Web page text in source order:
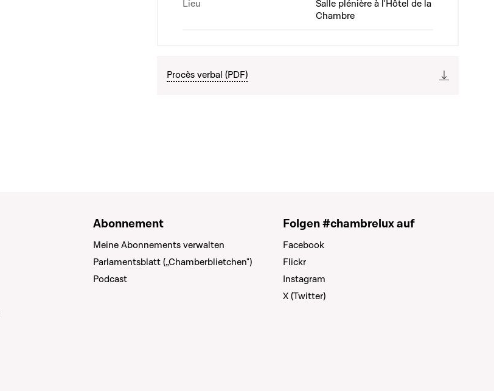
Lieu
Salle plénière à l'Hôtel de la
Chambre
Procès verbal (PDF)
Abonnement
Meine Abonnements verwalten
Parlamentsblatt („Chamberblietchen")
Podcast
Folgen #chambrelux auf
Facebook
Flickr
Instagram
X (Twitter)